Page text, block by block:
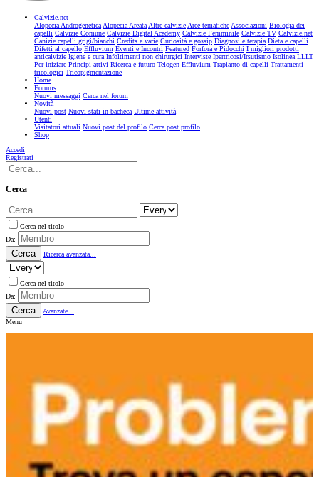
Calvizie.net
Alopecia AndrogeneticaAlopecia AreataAltre calvizieAree tematicheAssociazioni Biologia dei
capelli Calvizie Comune Calvizie Digital Academy Calvizie Femminile Calvizie TV Calvizie.net
Canizie capelli grigi/bianchi Credits e varie Curiosità e gossip Diagnosi e terapia Dieta e capelli
Difetti al capello Effluvium Eventi e Incontri Featured Forfora e Pidocchi I migliori prodotti
anticalvizie Igiene e cura Infoltimenti non chirurgici Interviste Ipertricosi/Irsutismo Isolinea LLLT
Per iniziare Principi attivi Ricerca e futuro Telogen Effluvium Trapianto di capelli Trattamenti
tricologici Tricopigmentazione
Home
Forums
Nuovi messaggi Cerca nel forum
Novità
Nuovi post Nuovi stati in bacheca Ultime attività
Utenti
Visitatori attuali Nuovi post del profilo Cerca post profilo
Shop
Accedi
Registrati
Cerca
Cerca nel titolo
Da:
Cerca Ricerca avanzata...
Cerca nel titolo
Da:
Cerca
Avanzate...
Menu